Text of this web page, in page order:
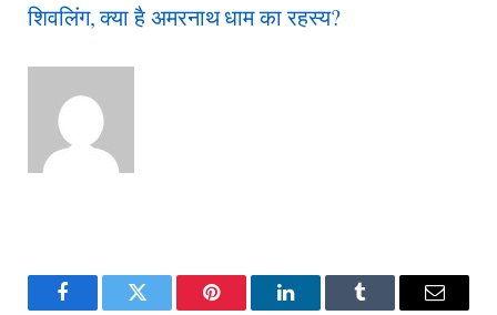
शिवलिंग, क्या है अमरनाथ धाम का रहस्य?
FacebookTwitter Pinterest LinkedInTumblr Email